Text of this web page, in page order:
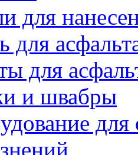
для
для
для
и швабры
для